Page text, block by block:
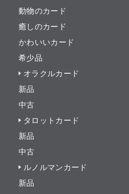
動物のカード
癒しのカード
かわいいカード
希少品
オラクルカード
新品
中古
タロットカード
新品
中古
ルノルマンカード
新品